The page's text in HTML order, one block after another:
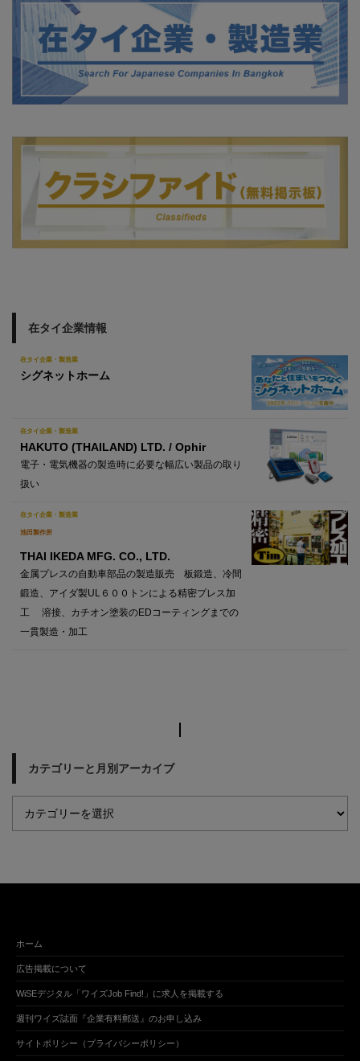
在タイ企業情報
在タイ企業・製造業
シグネットホーム
在タイ企業・製造業
HAKUTO (THAILAND) LTD. / Ophir
電子・電気機器の製造時に必要な幅広い製品の取り
扱い
在タイ企業・製造業
池田製作所
THAI IKEDA MFG. CO., LTD.
金属プレスの自動車部品の製造販売 板鍛造、冷間
鍛造、アイダ製UL６００トンによる精密プレス加
工 溶接、カチオン塗装のEDコーティングまでの
一貫製造・加工
カテゴリーと月別アーカイブ
ホーム
広告掲載について
WiSEデジタル「ワイズJob Find!」に求人を掲載する
週刊ワイズ誌面『企業有料郵送』のお申し込み
サイトポリシー（プライバシーポリシー）